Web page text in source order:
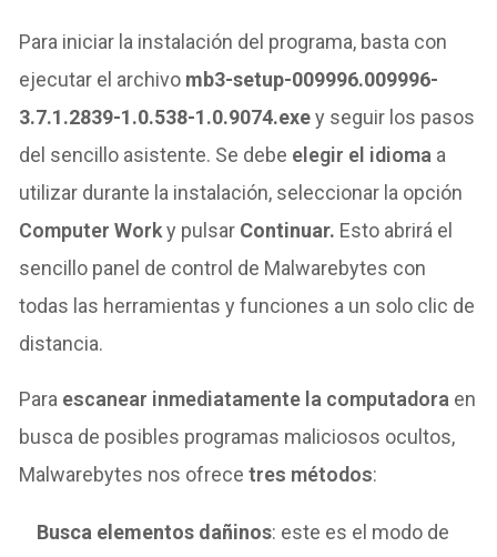
Para iniciar la instalación del programa, basta con
ejecutar el archivo mb3-setup-009996.009996-
3.7.1.2839-1.0.538-1.0.9074.exey seguir los pasos
del sencillo asistente. Se debe elegir el idioma a
utilizar durante la instalación, seleccionar la opción
Computer Worky pulsar Continuar. Esto abrirá el
sencillo panel de control de Malwarebytes con
todas las herramientas y funciones a un solo clic de
distancia.
Para escanear inmediatamente la computadora en
busca de posibles programas maliciosos ocultos,
Malwarebytes nos ofrecetres métodos:
Busca elementos dañinos: este es el modo de